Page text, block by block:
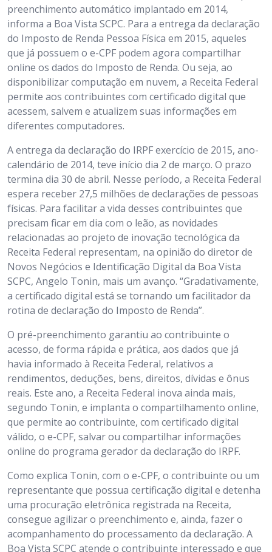
preenchimento automático implantado em 2014,
informa a Boa Vista SCPC. Para a entrega da declaração
do Imposto de Renda Pessoa Física em 2015, aqueles
que já possuem o e-CPF podem agora compartilhar
online os dados do Imposto de Renda. Ou seja, ao
disponibilizar computação em nuvem, a Receita Federal
permite aos contribuintes com certificado digital que
acessem, salvem e atualizem suas informações em
diferentes computadores.
A entrega da declaração do IRPF exercício de 2015, ano-
calendário de 2014, teve início dia 2 de março. O prazo
termina dia 30 de abril. Nesse período, a Receita Federal
espera receber 27,5 milhões de declarações de pessoas
físicas. Para facilitar a vida desses contribuintes que
precisam ficar em dia com o leão, as novidades
relacionadas ao projeto de inovação tecnológica da
Receita Federal representam, na opinião do diretor de
Novos Negócios e Identificação Digital da Boa Vista
SCPC, Angelo Tonin, mais um avanço. “Gradativamente,
a certificado digital está se tornando um facilitador da
rotina de declaração do Imposto de Renda”.
O pré-preenchimento garantiu ao contribuinte o
acesso, de forma rápida e prática, aos dados que já
havia informado à Receita Federal, relativos a
rendimentos, deduções, bens, direitos, dívidas e ônus
reais. Este ano, a Receita Federal inova ainda mais,
segundo Tonin, e implanta o compartilhamento online,
que permite ao contribuinte, com certificado digital
válido, o e-CPF, salvar ou compartilhar informações
online do programa gerador da declaração do IRPF.
Como explica Tonin, com o e-CPF, o contribuinte ou um
representante que possua certificação digital e detenha
uma procuração eletrônica registrada na Receita,
consegue agilizar o preenchimento e, ainda, fazer o
acompanhamento do processamento da declaração. A
Boa Vista SCPC atende o contribuinte interessado e que